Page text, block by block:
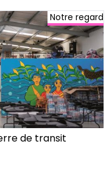
Notre regard
de transit